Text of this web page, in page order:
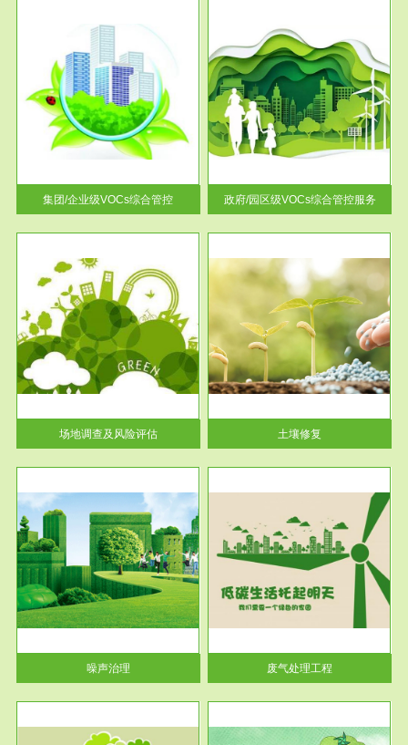
集团/企业级VOCs综合管控
服务范围
政府/园区级VOCs综合管控服务
根据《石化行业挥发性有机物综
合整治方案》文件要求，到2017
年，全...
政府/园区级VOCs综合管控服务
场地调查及风险评估
服务范围
土壤修复
土壤修复
噪声治理
服务范围
废气处理工程
废气处理工程